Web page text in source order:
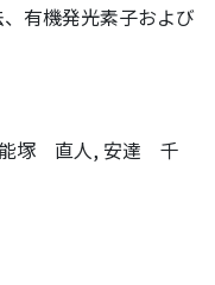
有機発光素子および
塚 直人, 安達 千